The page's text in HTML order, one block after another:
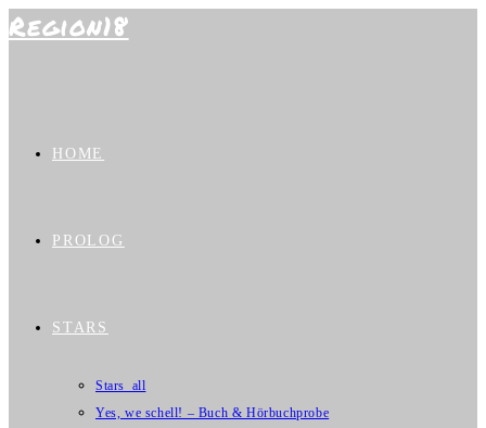
Zum
Region18
HOME
PROLOG
STARS
Stars_all
Yes, we schell! – Buch & Hörbuchprobe